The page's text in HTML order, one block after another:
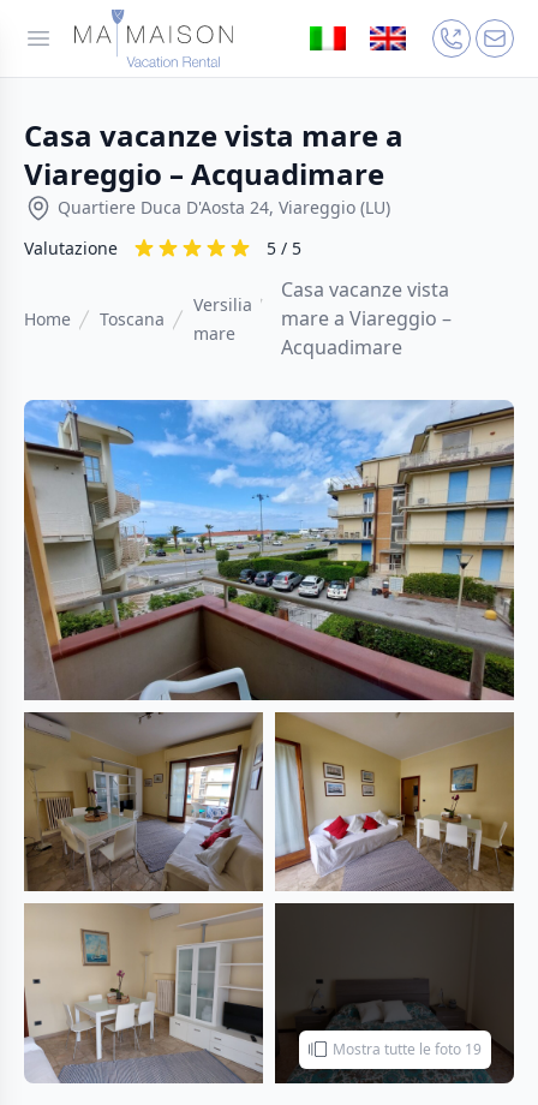
Casa vacanze vista mare a
Viareggio – Acquadimare
Quartiere Duca D'Aosta 24, Viareggio (LU)
Valutazione
5 / 5
Home Toscana
Versilia
mare
Casa vacanze vista
mare a Viareggio –
Acquadimare
Mostra tutte le foto 19